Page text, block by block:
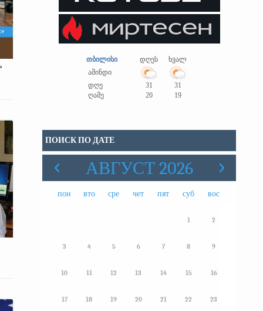
თბილისი დღეს
ხვალ
ამინდი
დღე
31
31
ღამე
20 19
ПОИСК ПО ДАТЕ
АВГУСТ 2026
пон вто сре чет пят суб вос
1 2
3 4 5 6 7 8 9
10 11 12 13 14 15 16
17 18 19 20 21 22 23